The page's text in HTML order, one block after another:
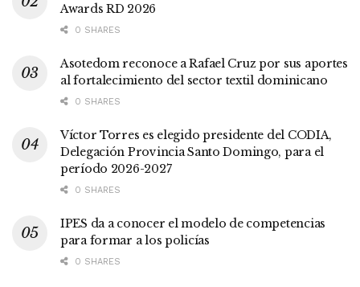
Awards RD 2026
0 SHARES
Asotedom reconoce a Rafael Cruz por sus aportes
al fortalecimiento del sector textil dominicano
0 SHARES
Víctor Torres es elegido presidente del CODIA,
Delegación Provincia Santo Domingo, para el
período 2026-2027
0 SHARES
IPES da a conocer el modelo de competencias
para formar a los policías
0 SHARES